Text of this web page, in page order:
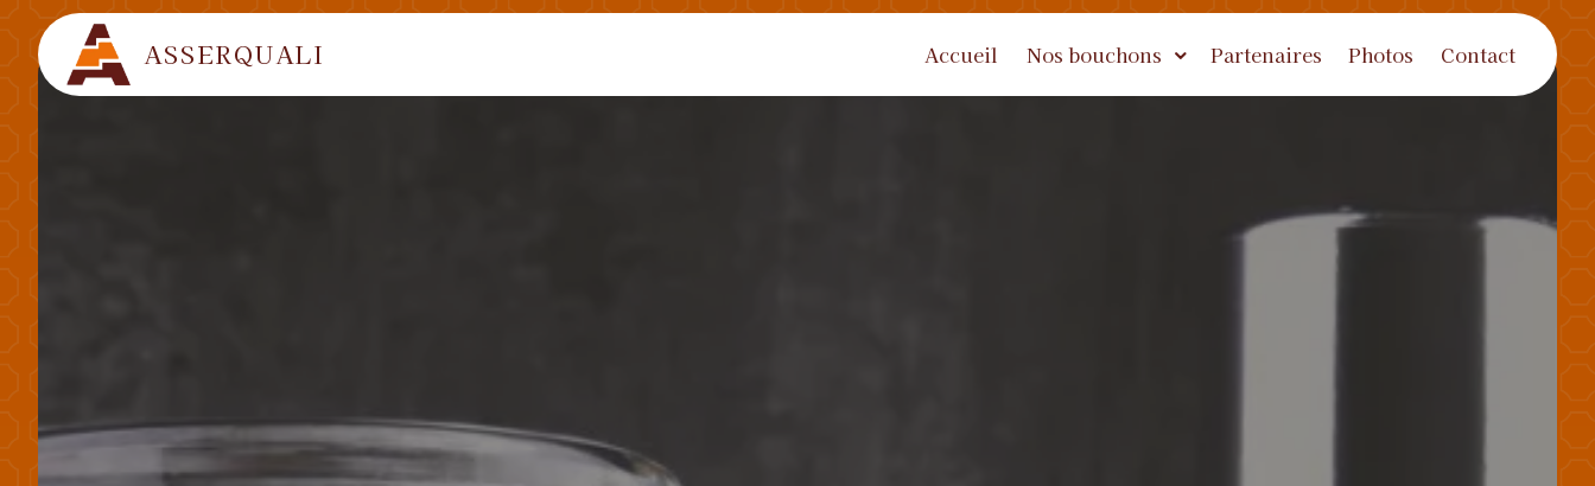
ASSERQUALI Accueil Nos bouchons Partenaires Photos Contact
Panneau de gestion des cookies